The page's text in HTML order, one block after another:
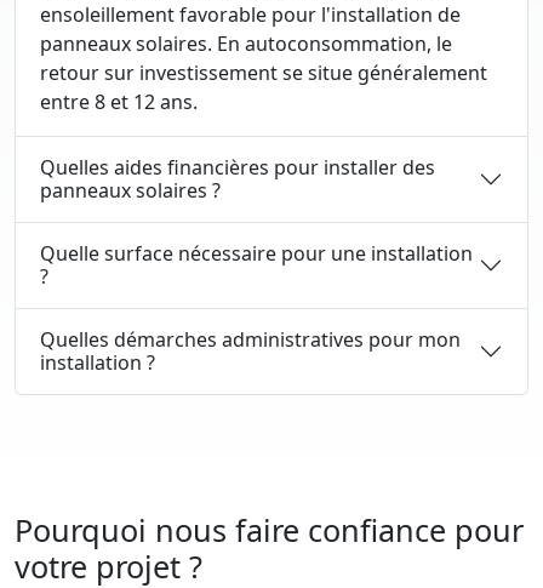
ensoleillement favorable pour l'installation de
panneaux solaires. En autoconsommation, le
retour sur investissement se situe généralement
entre 8 et 12 ans.
Quelles aides financières pour installer des
panneaux solaires ?
Quelle surface nécessaire pour une installation
?
Quelles démarches administratives pour mon
installation ?
Pourquoi nous faire confiance pour
votre projet ?